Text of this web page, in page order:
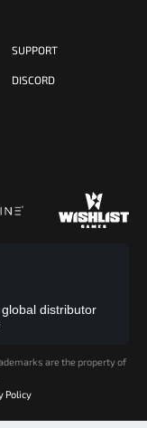
SUPPORT
DISCORD
distributor
are the property of
Policy